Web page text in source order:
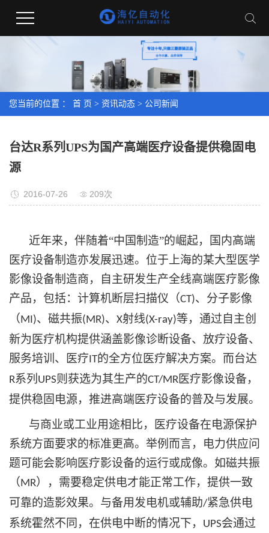
您当前的位置 ： 首 页 > 资讯动态 > 公司新闻
台达R系列UPS为国产高端医疗设备提供稳固电
源
2016-07-26 209次
近年来，伴随着“中国制造”的崛起，国内高端
医疗设备制造亦发展迅速。位于上海的某大型医学
影像设备制造商，自主研发生产全线高端医疗影像
产品，包括：计算机断层扫描仪（CT)、分子影像
（MI)、磁共振(MR)、 X射线(X-ray)等，通过自主创
新为医疗机构提供涵盖影像诊断设备、放疗设备、
服务培训、医疗IT的全方位医疗解决方案。而台达
R系列 UPS则获选为其生产的CT/MR医疗影像设备，
提供稳固电源，推进高端医疗设备的普及与发展。
与商业或工业用途相比，医疗设备在电源保护
系统方面要求的标准更高。举例而言，电力供应问
题可能会影响医疗影设备的运行或成像。如磁共振
（MR），需要稳定供电才能正常工作，提供一致
可靠的造影效果。与备用发电机或辅助/紧急供电
系统霍然不同，在供电中断的情况下，
UPS会通过